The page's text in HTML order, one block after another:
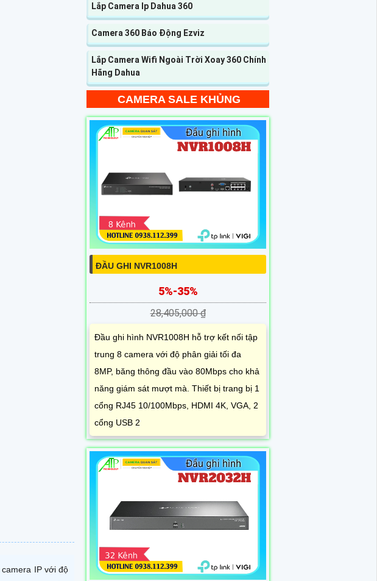
IP với độ
Lắp Camera Ip Dahua 360
Camera 360 Báo Động Ezviz
Lắp Camera Wifi Ngoài Trời Xoay 360 Chính
Hãng Dahua
CAMERA SALE KHỦNG
ĐẦU GHI NVR1008H
5%-35%
28,405,000 ₫
Đầu ghi hình NVR1008H hỗ trợ kết nối tập
trung 8 camera với độ phân giải tối đa
8MP, băng thông đầu vào 80Mbps cho khả
năng giám sát mượt mà. Thiết bị trang bị 1
cổng RJ45 10/100Mbps, HDMI 4K, VGA, 2
cổng USB 2